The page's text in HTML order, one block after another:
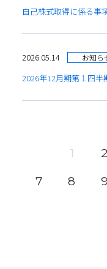
自己株式取得に係る事
2026.05.14 お知ら
2026年12月期第１四半
1 2
7
8 9